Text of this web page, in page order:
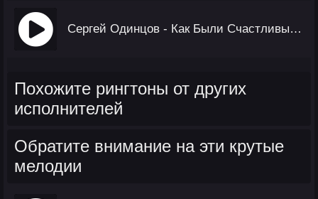
Сергей Одинцов - Как Были Счастливы С Тобой
Похожите рингтоны от других
исполнителей
Обратите внимание на эти крутые
мелодии